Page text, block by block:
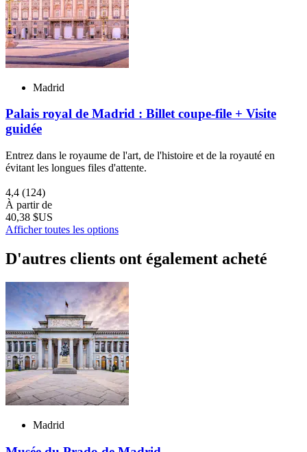
Madrid
Palais royal de Madrid : Billet coupe-file + Visite
guidée
Entrez dans le royaume de l'art, de l'histoire et de la royauté en
évitant les longues files d'attente.
4,4 (124)
À partir de
40,38 $US
Afficher toutes les options
D'autres clients ont également acheté
Madrid